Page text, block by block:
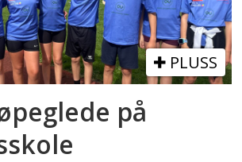
PLUSS
på